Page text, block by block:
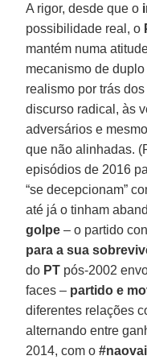
A rigor, desde que o
possibilidade real, o
mantém numa
mecanismo de
realismo por trás
discurso radical, às
adversários e
que não alinhadas.
episódios de 2016
“se decepcionam”
até já o tinham
golpe – o partido
para a sua
do PT pós-2002
faces – partido e
diferentes relações
alternando entre
2014, com o